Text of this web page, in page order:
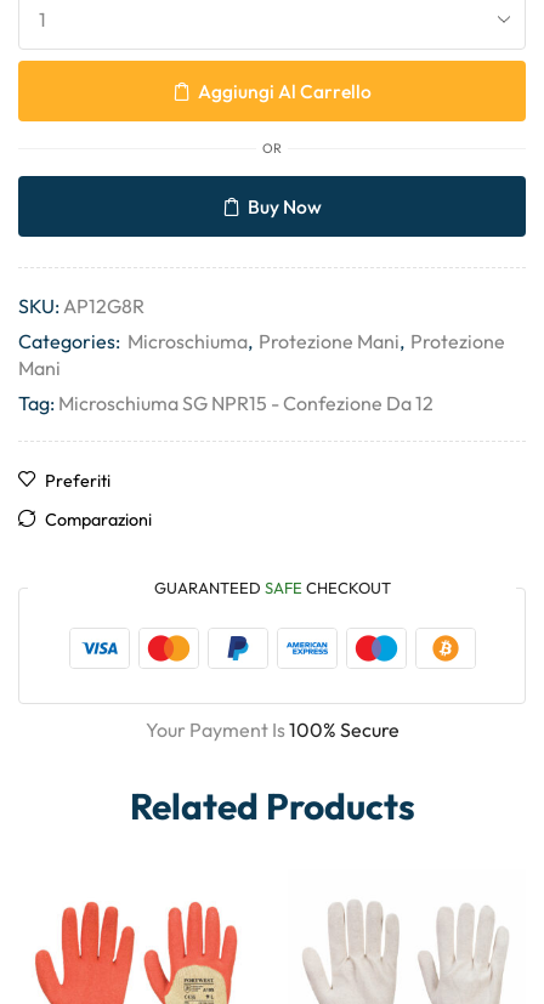
Aggiungi Al Carrello
OR
Buy Now
SKU:AP12G8R
Categories: Microschiuma, Protezione Mani, Protezione
Mani
Tag: Microschiuma SG NPR15 - Confezione Da 12
Preferiti
Comparazioni
GUARANTEED SAFE CHECKOUT
Your Payment Is100% Secure
Related Products